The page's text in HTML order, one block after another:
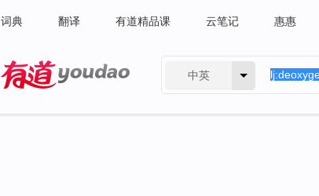
词典 翻译 有道精品课 云笔记 惠惠
中英